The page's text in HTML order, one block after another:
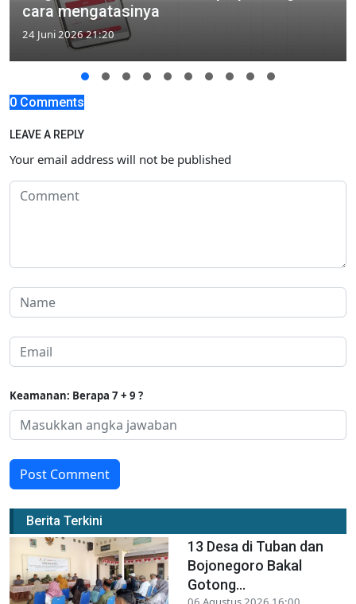
cara mengatasinya
24 Juni 2026 21:20
0 Comments
LEAVE A REPLY
Your email address will not be published
Keamanan: Berapa 7 + 9 ?
Post Comment
Berita Terkini
13 Desa di Tuban dan
Bojonegoro Bakal
Gotong...